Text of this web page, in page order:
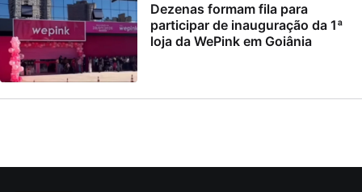
Dezenas formam fila para
participar de inauguração da 1ª
loja da WePink em Goiânia